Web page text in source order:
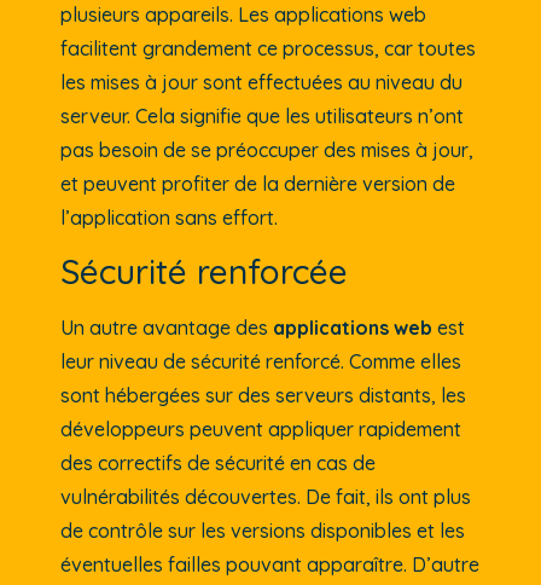
plusieurs appareils. Les applications web
facilitent grandement ce processus, car toutes
les mises à jour sont effectuées au niveau du
serveur. Cela signifie que les utilisateurs n’ont
pas besoin de se préoccuper des mises à jour,
et peuvent profiter de la dernière version de
l’application sans effort.
Sécurité renforcée
Un autre avantage des applications web est
leur niveau de sécurité renforcé. Comme elles
sont hébergées sur des serveurs distants, les
développeurs peuvent appliquer rapidement
des correctifs de sécurité en cas de
vulnérabilités découvertes. De fait, ils ont plus
de contrôle sur les versions disponibles et les
éventuelles failles pouvant apparaître. D’autre